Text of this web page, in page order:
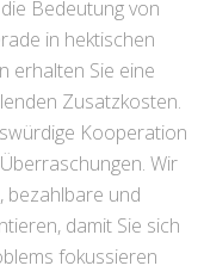
Bedeutung von
in hektischen
erhalten Sie eine
Zusatzkosten.
Kooperation
Wir
bezahlbare und
damit Sie sich
fokussieren